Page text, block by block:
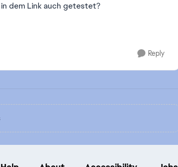
dem Link auch getestet?
Reply